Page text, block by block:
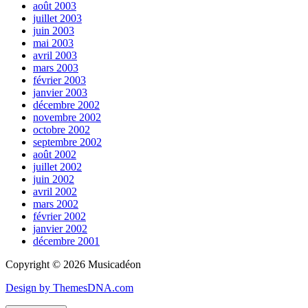
août 2003
juillet 2003
juin 2003
mai 2003
avril 2003
mars 2003
février 2003
janvier 2003
décembre 2002
novembre 2002
octobre 2002
septembre 2002
août 2002
juillet 2002
juin 2002
avril 2002
mars 2002
février 2002
janvier 2002
décembre 2001
Copyright © 2026 Musicadéon
Design by ThemesDNA.com